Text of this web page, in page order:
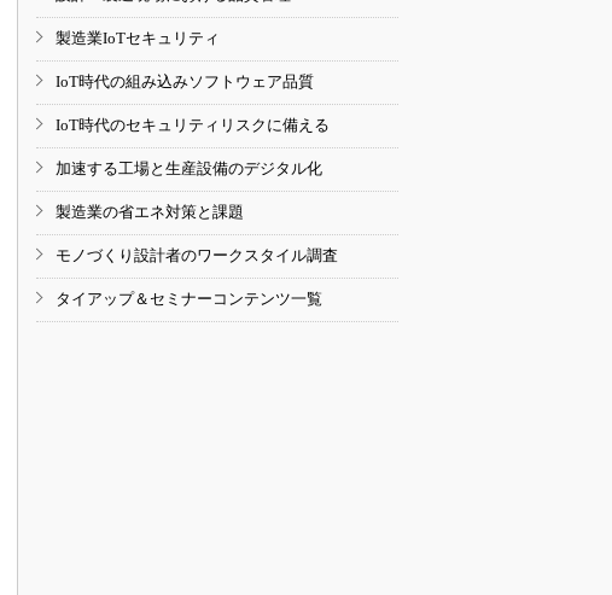
製造業IoTセキュリティ
IoT時代の組み込みソフトウェア品質
IoT時代のセキュリティリスクに備える
加速する工場と生産設備のデジタル化
製造業の省エネ対策と課題
モノづくり設計者のワークスタイル調査
タイアップ＆セミナーコンテンツ一覧